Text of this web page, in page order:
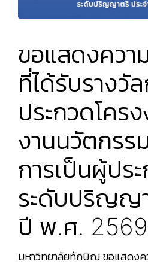
ขอแสดงคว
ที่ได้รับรางวั
ประกวดโคร
งานนวัตกรร
การเป็นผู้ปร
ระดับปริญญ
ปี พ.ศ. 2569
มหาวิทยาลัยทักษิณ ขอแสดง